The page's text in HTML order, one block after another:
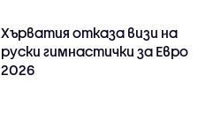
Хърватия отказа визи на
руски гимнастички за Евро
2026